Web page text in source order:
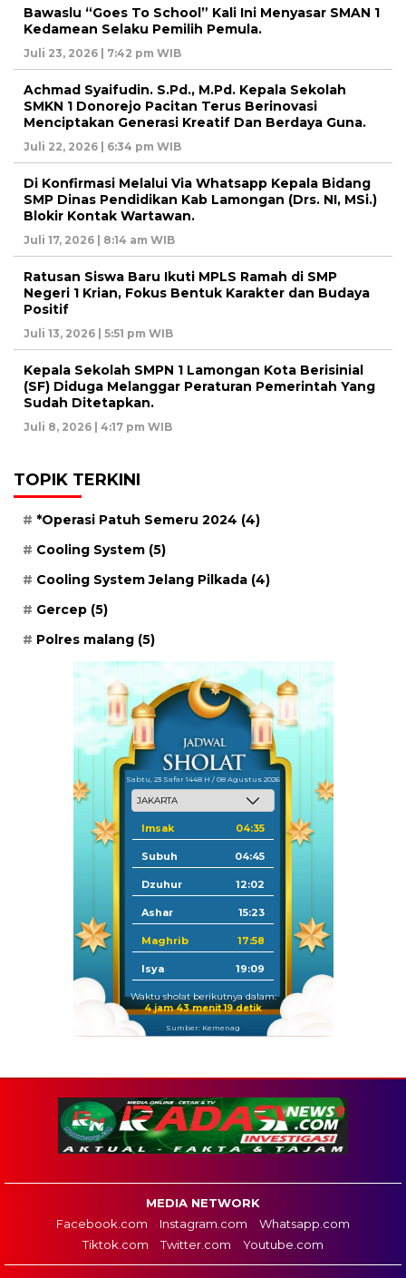
Bawaslu “Goes To School” Kali Ini Menyasar SMAN 1
Kedamean Selaku Pemilih Pemula.
Juli 23, 2026 | 7:42 pm WIB
Achmad Syaifudin. S.Pd., M.Pd. Kepala Sekolah
SMKN 1 Donorejo Pacitan Terus Berinovasi
Menciptakan Generasi Kreatif Dan Berdaya Guna.
Juli 22, 2026 | 6:34 pm WIB
Di Konfirmasi Melalui Via Whatsapp Kepala Bidang
SMP Dinas Pendidikan Kab Lamongan (Drs. NI, MSi.)
Blokir Kontak Wartawan.
Juli 17, 2026 | 8:14 am WIB
Ratusan Siswa Baru Ikuti MPLS Ramah di SMP
Negeri 1 Krian, Fokus Bentuk Karakter dan Budaya
Positif
Juli 13, 2026 | 5:51 pm WIB
Kepala Sekolah SMPN 1 Lamongan Kota Berisinial
(SF) Diduga Melanggar Peraturan Pemerintah Yang
Sudah Ditetapkan.
Juli 8, 2026 | 4:17 pm WIB
TOPIK TERKINI
*Operasi Patuh Semeru 2024 (4)
Cooling System (5)
Cooling System Jelang Pilkada (4)
Gercep (5)
Polres malang (5)
Sabtu, 23 Safar 1448 H / 08 Agustus 2026
Imsak 04:35
Subuh 04:45
Dzuhur 12:02
Ashar 15:23
Maghrib 17:58
Isya 19:09
Waktu sholat berikutnya dalam:
4 jam 43 menit 18 detik
Sumber: Kemenag
MEDIA NETWORK
Facebook.com
Instagram.com
Whatsapp.com
Tiktok.com
Twitter.com Youtube.com